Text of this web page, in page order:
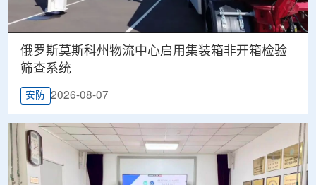
俄罗斯莫斯科州物流中心启用集装箱非开箱检验
筛查系统
安防 2026-08-07